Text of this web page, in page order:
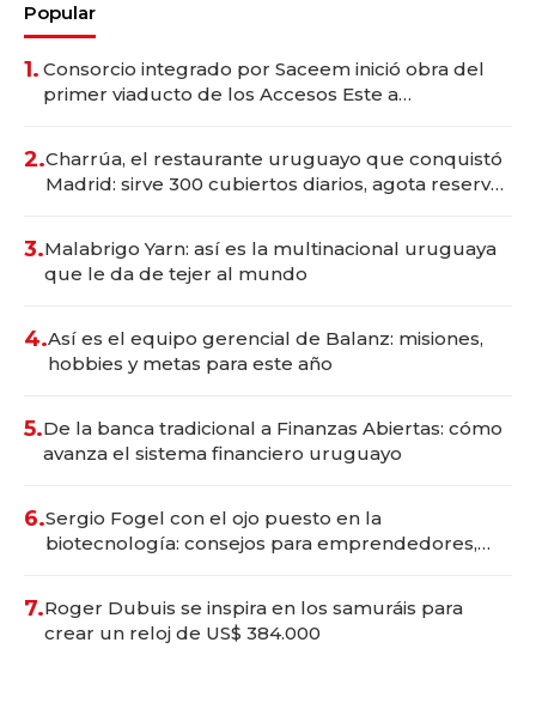
Popular
1. Consorcio integrado por Saceem inició obra del
primer viaducto de los Accesos Este a
2.Charrúa, el restaurante uruguayo que conquistó
Madrid: sirve 300 cubiertos diarios, agota reservas
3.Malabrigo Yarn: así es la multinacional uruguaya
que le da de tejer al mundo
4.Así es el equipo gerencial de Balanz: misiones,
hobbies y metas para este año
5.De la banca tradicional a Finanzas Abiertas: cómo
avanza el sistema financiero uruguayo
6.Sergio Fogel con el ojo puesto en la
biotecnología: consejos para emprendedores,
7.Roger Dubuis se inspira en los samuráis para
crear un reloj de US$ 384.000